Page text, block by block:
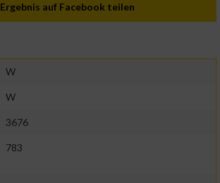
Ergebnis auf Facebook teilen
W
W
3676
783